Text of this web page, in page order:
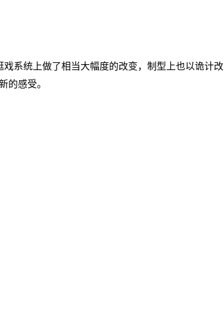
系统上做了相当大幅度的改变，制型上也以诡计改
的感受。